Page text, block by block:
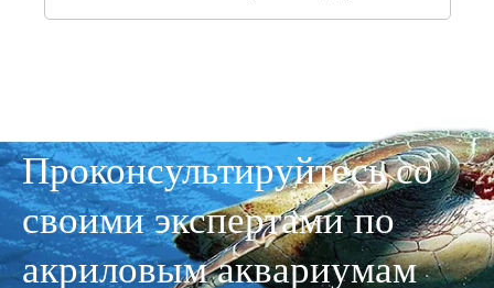
Проконсультируйтесь со
своими экспертами по
акриловым аквариумам